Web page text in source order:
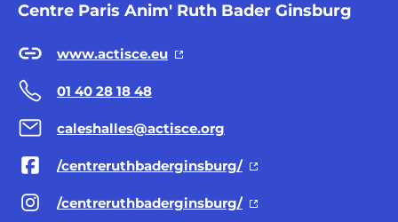
Centre Paris Anim' Ruth Bader Ginsburg
www.actisce.eu
01 40 28 18 48
caleshalles@actisce.org
/centreruthbaderginsburg/
/centreruthbaderginsburg/